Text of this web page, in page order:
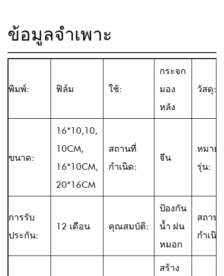
ข้อมูลจำเพาะ
พิมพ์: ฟิล์ม ใช้:
กระจก
มอง
หลัง
วัสดุ:
ขนาด:
16*10,10,
10CM,
16*10CM,
20*16CM
สถานที่
กำเนิด:
จีน
หมาย
รุ่น:
การรับ
ประกัน:
12 เดือน คุณสมบัติ:
ป้องกัน
น้ำ ฝน
หมอก
สถาน
กำเนิ
สร้าง